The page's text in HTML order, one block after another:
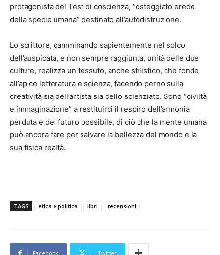
protagonista del Test di coscienza, “osteggiato erede
della specie umana” destinato all’autodistruzione.
Lo scrittore, camminando sapientemente nel solco
dell’auspicata, e non sempre raggiunta, unità delle due
culture, realizza un tessuto, anche stilistico, che fonde
all’apice letteratura e scienza, facendo perno sulla
creatività sia dell’artista sia dello scienziato. Sono “civiltà
e immaginazione” a restituirci il respiro dell’armonia
perduta e del futuro possibile, di ciò che la mente umana
può ancora fare per salvare la bellezza del mondo e la
sua fisica realtà.
TAGS etica e politica libri recensioni
Facebook Twitter